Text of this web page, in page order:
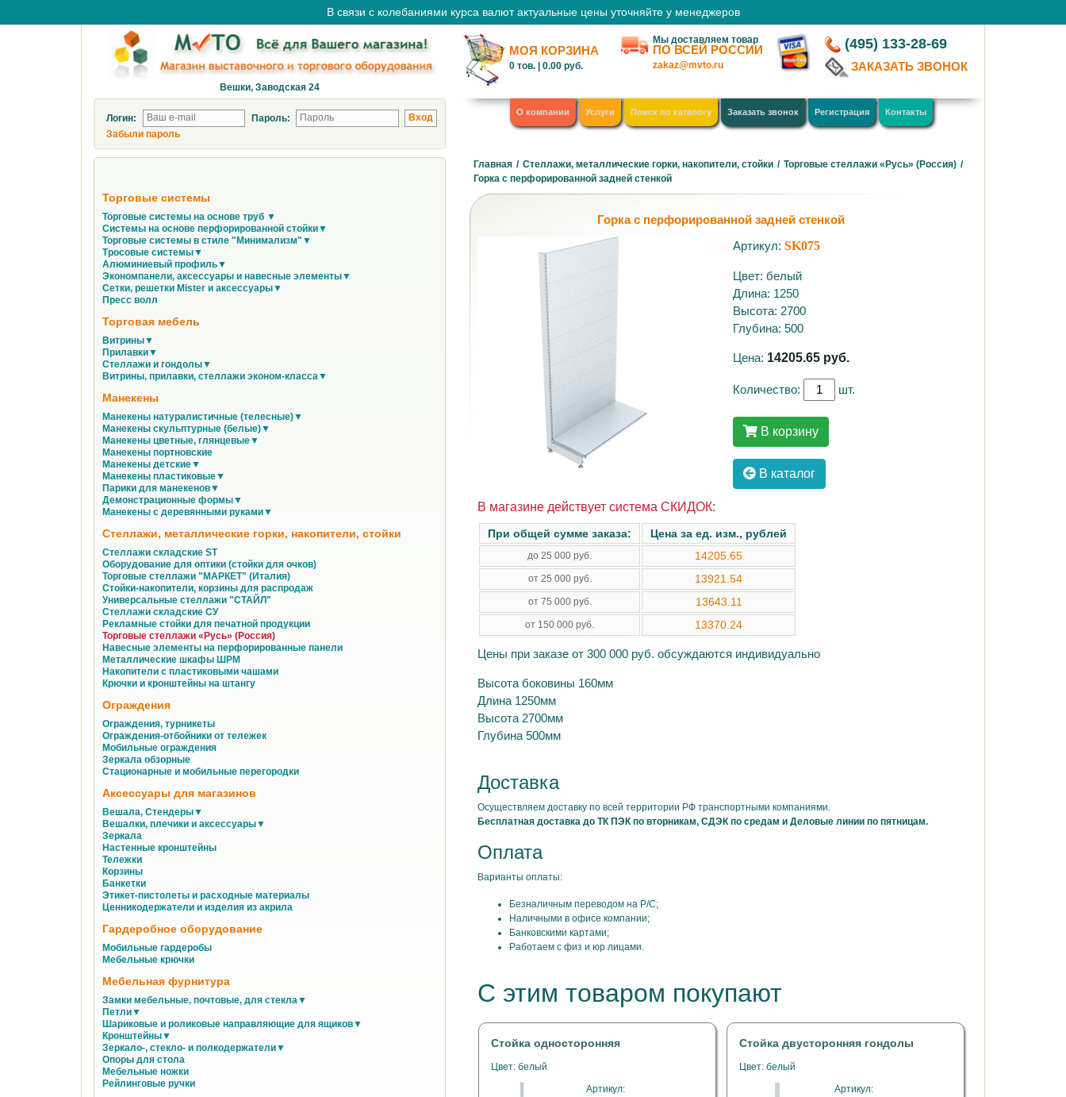
В связи с колебаниями курса валют актуальные цены уточняйте у менеджеров
Вешки, Заводская 24
МОЯ КОРЗИНА
0 тов. |0.00 руб.
Мы доставляем товар
ПО ВСЕЙ РОССИИ
zakaz@mvto.ru
(495) 133-28-69
ЗАКАЗАТЬ ЗВОНОК
Логин:
Пароль:
Забыли пароль
О компании Услуги Поиск по каталогу Заказать звонок Регистрация Контакты
Торговые системы
Торговые системы на основе труб ▼
Системы на основе перфорированной стойки▼
Торговые системы в стиле "Минимализм"▼
Тросовые системы▼
Алюминиевый профиль▼
Экономпанели, аксессуары и навесные элементы▼
Сетки, решетки Mister и аксессуары▼
Пресс волл
Торговая мебель
Витрины▼
Прилавки▼
Стеллажи и гондолы▼
Витрины, прилавки, стеллажи эконом-класса▼
Манекены
Манекены натуралистичные (телесные)▼
Манекены скульптурные (белые)▼
Манекены цветные, глянцевые▼
Манекены портновские
Манекены детские▼
Манекены пластиковые▼
Парики для манекенов▼
Демонстрационные формы▼
Манекены с деревянными руками▼
Стеллажи, металлические горки, накопители, стойки
Стеллажи складские ST
Оборудование для оптики (стойки для очков)
Торговые стеллажи "МАРКЕТ" (Италия)
Стойки-накопители, корзины для распродаж
Универсальные стеллажи "СТАЙЛ"
Стеллажи складские СУ
Рекламные стойки для печатной продукции
Торговые стеллажи «Русь» (Россия)
Навесные элементы на перфорированные панели
Металлические шкафы ШРМ
Накопители с пластиковыми чашами
Крючки и кронштейны на штангу
Ограждения
Ограждения, турникеты
Ограждения-отбойники от тележек
Мобильные ограждения
Зеркала обзорные
Стационарные и мобильные перегородки
Аксессуары для магазинов
Вешала, Стендеры▼
Вешалки, плечики и аксессуары▼
Зеркала
Настенные кронштейны
Тележки
Корзины
Банкетки
Этикет-пистолеты и расходные материалы
Ценникодержатели и изделия из акрила
Гардеробное оборудование
Мобильные гардеробы
Мебельные крючки
Мебельная фурнитура
Замки мебельные, почтовые, для стекла▼
Петли▼
Шариковые и роликовые направляющие для ящиков▼
Кронштейны▼
Зеркало-, стекло- и полкодержатели▼
Опоры для стола
Мебельные ножки
Рейлинговые ручки
Главная / Стеллажи, металлические горки, накопители, стойки / Торговые стеллажи «Русь» (Россия) /
Горка с перфорированной задней стенкой
Горка с перфорированной задней стенкой
Артикул:SK075
Цвет: белый
Длина: 1250
Высота: 2700
Глубина: 500
Цена: 14205.65 руб.
Количество: шт.
В корзину
В каталог
В магазине действует система СКИДОК:
При общей сумме заказа: Цена за ед. изм., рублей
до 25 000 руб. 14205.65
от 25 000 руб. 13921.54
от 75 000 руб. 13643.11
от 150 000 руб. 13370.24
Цены при заказе от 300 000 руб. обсуждаются индивидуально
Высота боковины 160мм
Длина 1250мм
Высота 2700мм
Глубина 500мм
Доставка
Осуществляем доставку по всей территории РФ транспортными компаниями.
Бесплатная доставка до ТК ПЭК по вторникам, СДЭК по средам и Деловые линии по пятницам.
Оплата
Варианты оплаты:
Безналичным переводом на Р/С;
Наличными в офисе компании;
Банковскими картами;
Работаем с физ и юр лицами.
С этим товаром покупают
Стойка односторонняя
Цвет: белый
Артикул:
Стойка двусторонняя гондолы
Цвет: белый
Артикул: